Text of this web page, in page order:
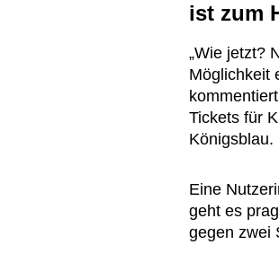
ist zum
„Wie jetzt?
Möglichkeit
Tickets für
Königsblau.
Eine
geht es
gegen zwei